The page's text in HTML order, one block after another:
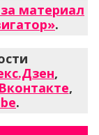
материал
.
,
Вконтакте,
.